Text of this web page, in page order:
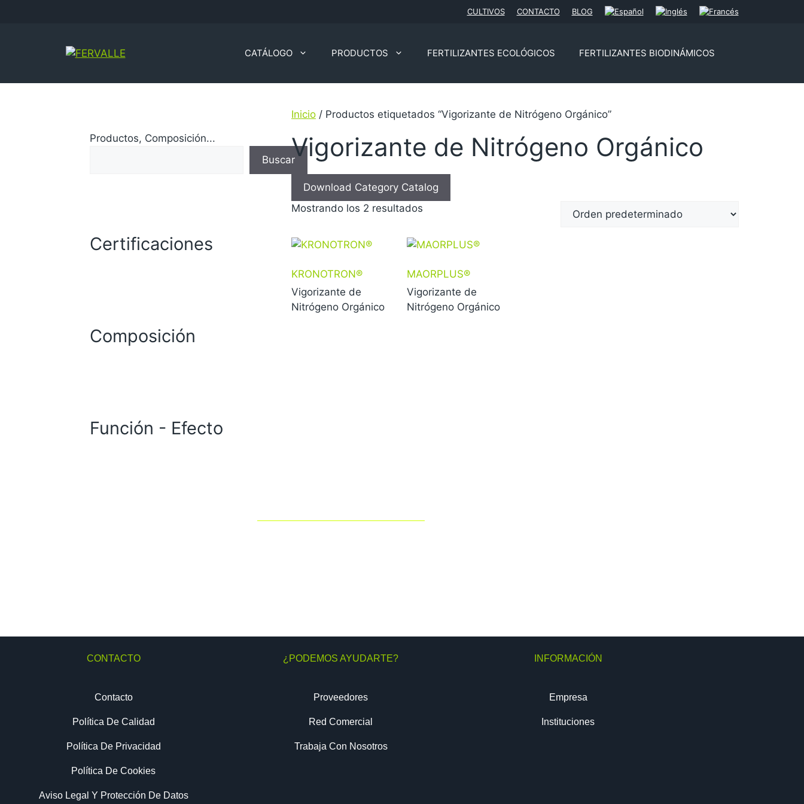
CULTIVOS CONTACTO BLOG
CATÁLOGO PRODUCTOS FERTILIZANTES ECOLÓGICOS FERTILIZANTES BIODINÁMICOS
Inicio / Productos etiquetados “Vigorizante de Nitrógeno Orgánico”
Vigorizante de Nitrógeno Orgánico
Download Category Catalog
Mostrando los 2 resultados
KRONOTRON®
Vigorizante de
Nitrógeno Orgánico
MAORPLUS®
Vigorizante de
Nitrógeno Orgánico
Productos, Composición...
Buscar
Certificaciones
Composición
Función - Efecto
CONTACTO
Contacto
Política De Calidad
Política De Privacidad
Política De Cookies
Aviso Legal Y Protección De Datos
¿PODEMOS AYUDARTE?
Proveedores
Red Comercial
Trabaja Con Nosotros
INFORMACIÓN
Empresa
Instituciones